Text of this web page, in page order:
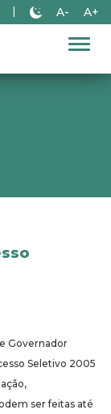
A- A+
Governador
Seletivo 2005
ser feitas até